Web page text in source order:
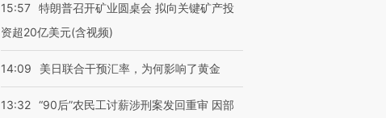
15:57 特朗普召开矿业圆桌会 拟向关键矿产投
资超20亿美元(含视频)
14:09 美日联合干预汇率，为何影响了黄金
13:32 “90后”农民工讨薪涉刑案发回重审 因部